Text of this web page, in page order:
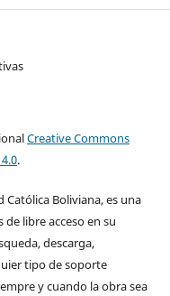
Creative Commons
.
Católica Boliviana, es una
libre acceso en su
descarga,
tipo de soporte
y cuando la obra sea